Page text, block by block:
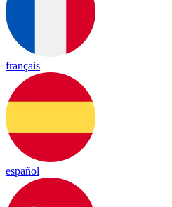
français
español